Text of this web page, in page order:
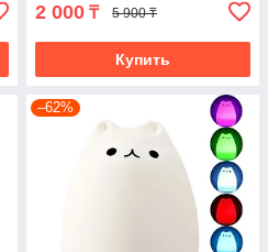
2 000 ₸ 5 900 ₸
Купить
–62%